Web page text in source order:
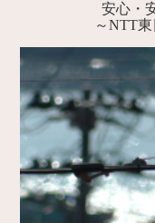
安心・
～NTT